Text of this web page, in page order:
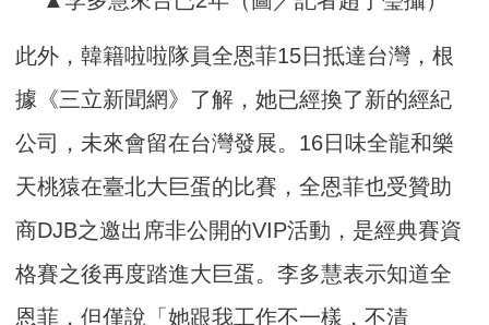
此外，韓籍啦啦隊員全恩菲15日抵達台灣，根
據《三立新聞網》了解，她已經換了新的經紀
公司，未來會留在台灣發展。16日味全龍和樂
天桃猿在臺北大巨蛋的比賽，全恩菲也受贊助
商DJB之邀出席非公開的VIP活動，是經典賽資
格賽之後再度踏進大巨蛋。李多慧表示知道全
恩菲，但僅說「她跟我工作不一樣，不清